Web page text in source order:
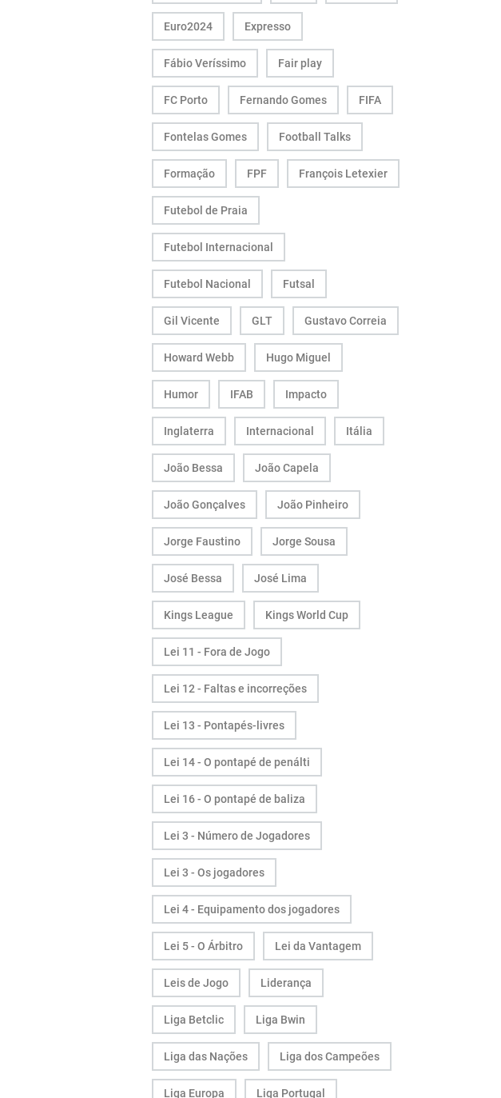
Euro2024 Expresso
Fábio Veríssimo Fair play
FC Porto Fernando Gomes FIFA
Fontelas Gomes Football Talks
Formação FPF François Letexier
Futebol de Praia
Futebol Internacional
Futebol Nacional Futsal
Gil Vicente GLT Gustavo Correia
Howard Webb Hugo Miguel
Humor IFAB Impacto
Inglaterra Internacional Itália
João Bessa João Capela
João Gonçalves João Pinheiro
Jorge Faustino Jorge Sousa
José Bessa José Lima
Kings League Kings World Cup
Lei 11 - Fora de Jogo
Lei 12 - Faltas e incorreções
Lei 13 - Pontapés-livres
Lei 14 - O pontapé de penálti
Lei 16 - O pontapé de baliza
Lei 3 - Número de Jogadores
Lei 3 - Os jogadores
Lei 4 - Equipamento dos jogadores
Lei 5 - O Árbitro Lei da Vantagem
Leis de Jogo Liderança
Liga Betclic Liga Bwin
Liga das Nações Liga dos Campeões
Liga Europa Liga Portugal